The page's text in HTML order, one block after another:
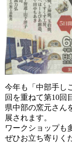
今年も「中部手し
回を重ねて第10回
県中部の窯元さん
展されます。
ワークショップも
ぜひお立ち寄りく